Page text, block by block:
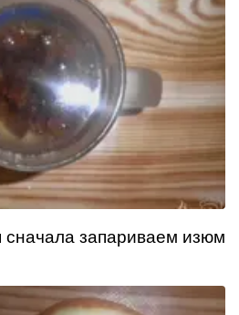
сначала запариваем изюм